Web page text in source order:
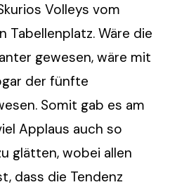
Volleys vom
Tabellenplatz. Wäre die
gewesen, wäre mit
der fünfte
Somit gab es am
Applaus auch so
glätten, wobei allen
dass die Tendenz